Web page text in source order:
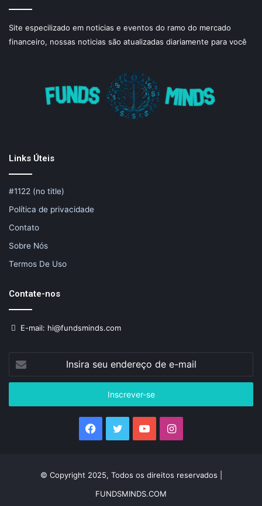
Site especilizado em noticias e eventos do ramo do mercado
financeiro, nossas noticias são atualizadas diariamente para você
Links Úteis
#1122 (no title)
Política de privacidade
Contato
Sobre Nós
Termos De Uso
Contate-nos
E-mail: hi@fundsminds.com
Insira
seu
endereço
e-
Facebook
Twitter YouTubeInstagram
© Copyright 2025, Todos os direitos reservados |
FUNDSMINDS.COM